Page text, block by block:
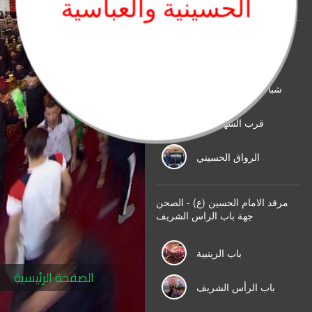
شباك المذبح المقدس
قرب الشهداء - ع
الرواق الحسيني
مرقد الامام الحسين (ع) - الصحن
جهة باب الراس الشريف
باب الزينبية
باب الرأس الشريف
الحسينية والعباسية
الصفحة الرئيسية